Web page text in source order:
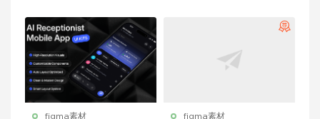
figma素材 figma素材